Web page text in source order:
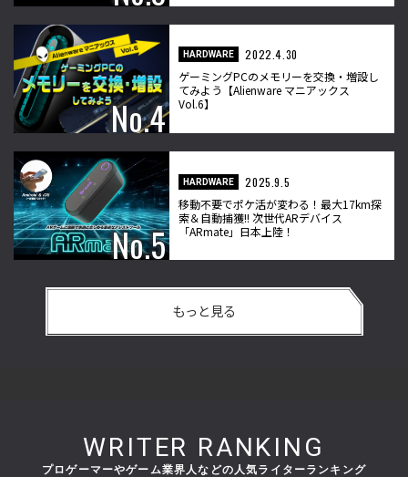
HARDWARE
2022.4.30
ゲーミングPCのメモリーを交換・増設し
てみよう【Alienware マニアックス
Vol.6】
HARDWARE
2025.9.5
移動不要でポケ活が変わる！最大17km探
索＆自動捕獲!! 次世代ARデバイス
「ARmate」日本上陸！
もっと見る
WRITER RANKING
プロゲーマーやゲーム業界人などの人気ライターランキング